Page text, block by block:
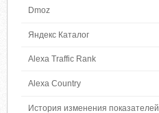
Dmoz
Яндекс Каталог
Alexa Traffic Rank
Alexa Country
История изменения показателей